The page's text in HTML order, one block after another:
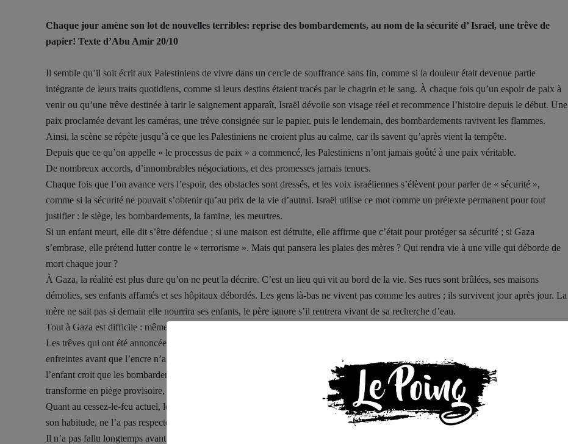
Chaque jour amène son lot de nouvelles terribles: reprise des bombardements, au nom de la sécurité d’ Israël, une trêve de
papier! Texte d’Abu Amir 20/10
Il semble qu’il soit écrit aux Palestiniens de vivre dans un cercle de souffrance sans fin, comme si la douleur était devenue partie
intégrante de leurs traits quotidiens, comme si leurs destins étaient tracés par le chagrin et le sang. À chaque fois qu’un espoir de paix à
venir ou qu’une trêve destinée à tarir le saignement apparaît, Israël dévoile son visage réel et recommence l’histoire depuis le début. Une
paix proclamée devant les caméras, une trêve consignée sur le papier, puis le lendemain, des bombardements ravivent les flammes.
Ainsi, la scène se répète jusqu’à ce que les Palestiniens ne croient plus au calme, car ils savent qu’après vient la tempête.
Depuis que ce qu’on appelle « le processus de paix » a commencé, les Palestiniens n’ont jamais goûté à une paix véritable.
De nombreux accords, d’innombrables négociations, et des promesses jamais tenues.
Chaque fois que l’on avance vers l’espoir, des obstacles sont dressés, et les voix israéliennes s’élèvent pour parler de « sécurité »,
comme si la sécurité ne pouvait s’obtenir qu’au prix de la vie d’autrui. Israël utilise ce mot comme un prétexte permanent pour tout
justifier : le siège, les bombardements, la famine, les meurtres.
Si un enfant meurt, elle dit s’être défendue ; si une maison est détruite, elle affirme que c’était pour protéger sa sécurité ; si Gaza
s’embrase, elle prétend lutter contre le « terrorisme ». Mais qui pansera les plaies des mères ? Qui rendra vie à une ville qui déborde de
mort chaque jour ?
À Gaza, la réalité est plus dure qu’on ne peut la décrire. C’est un lieu qui vit au bord de la vie. Ses rues sont brûlées, ses maisons
démolies, ses enfants affamés et ses hôpitaux débordés. Les gens là-bas ne vivent pas comme les autres ; ils survivent jour après jour. La
mère ne sait pas si demain elle nourrira ses enfants, le père ignore s’il rentrera vivant de sa recherche d’eau.
Tout à Gaza est difficile : même respirer est un défi, et même le silence devient un moyen de résistance.
Les trêves qui ont été annoncées au fil des années, quelque soit leur nom ou leur médiation, se ressemblaient toutes : courtes, fragiles,
enfreintes avant que l’encre n’ait séché. Alors que les gens respirent enfin, les avions reviennent remplir le ciel. Et au moment où
l’enfant croit que les bombardements sont finis, il entend un nouveau détonation qui vole son rêve de sommeil. Ainsi, la trêve se
transforme en piège provisoire, en simple interlude silencieux entre deux guerres.
Quant au cessez-le-feu actuel, les Palestiniens avaient cru qu’il serait différent, qu’il leur porterait un peu de vie. Mais Israël, comme à
son habitude, ne l’a pas respecté.
Il n’a pas fallu longtemps avant qu’elle ne viole le cessez-le-feu et ne déclenche une nouvelle vague de bombardements et de